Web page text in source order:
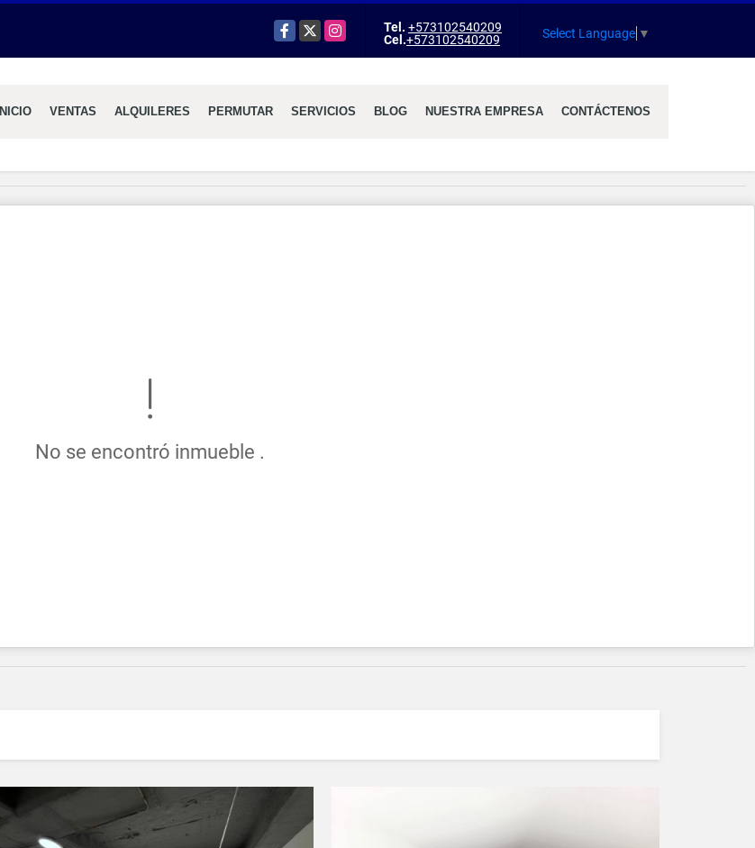
Facebook
X Instagram Tel. +573102540209
Cel.+573102540209 Select Language ▼
INICIO VENTAS ALQUILERES PERMUTAR SERVICIOS BLOG NUESTRA EMPRESA CONTÁCTENOS
No se encontró inmueble .